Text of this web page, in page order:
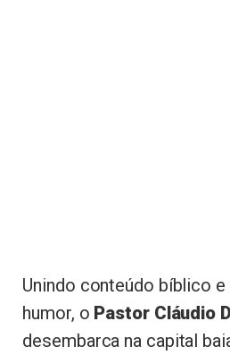
Unindo conteúdo bíblico
humor, o Pastor Cláudio
desembarca na capital